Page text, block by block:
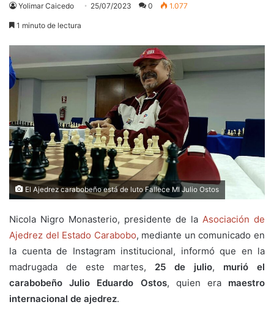
Yolimar Caicedo 25/07/2023 0 1.077
1 minuto de lectura
El Ajedrez carabobeño está de luto Fallece MI Julio Ostos
Nicola Nigro Monasterio, presidente de la Asociación de
Ajedrez del Estado Carabobo, mediante un comunicado en
la cuenta de Instagram institucional, informó que en la
madrugada de este martes, 25 de julio, murió el
carabobeño Julio Eduardo Ostos, quien era maestro
internacional de ajedrez.